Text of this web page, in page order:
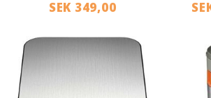
SEK 349,00